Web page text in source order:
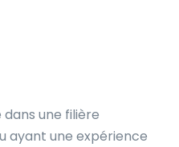
une filière
ayant une expérience